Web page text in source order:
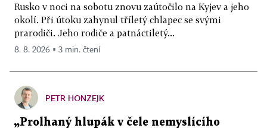
Rusko v noci na sobotu znovu zaútočilo na Kyjev a jeho
okolí. Při útoku zahynul tříletý chlapec se svými
prarodiči. Jeho rodiče a patnáctiletý...
8. 8. 2026 ▪ 3 min. čtení
PETR HONZEJK
„Prolhaný hlupák v čele nemyslícího